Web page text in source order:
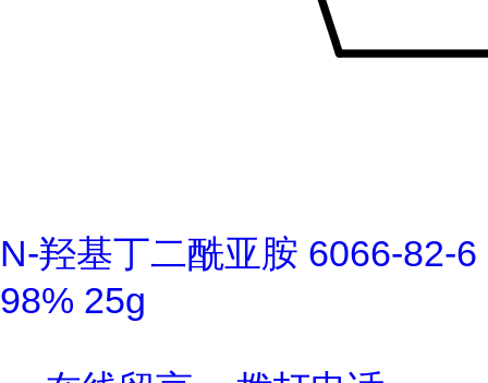
N-羟基丁二酰亚胺 6066-82-6
98% 25g